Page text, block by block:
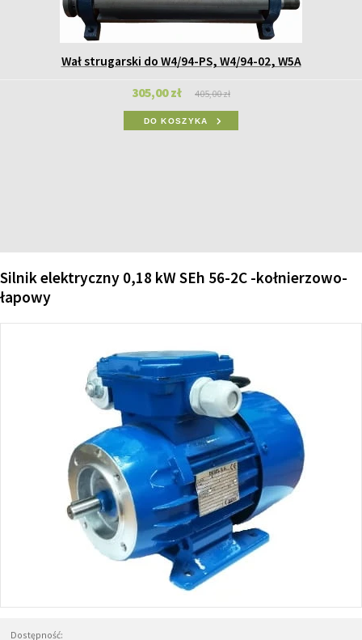
Wał strugarski do W4/94-PS, W4/94-02, W5A
305,00 zł 405,00 zł
DO KOSZYKA
Silnik elektryczny 0,18 kW SEh 56-2C -kołnierzowo-
łapowy
Dostępność: